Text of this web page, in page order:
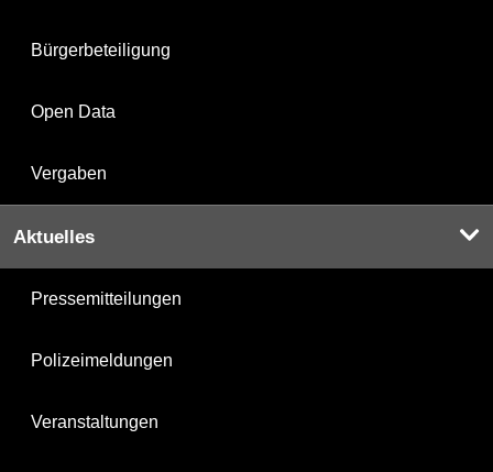
Bürgerbeteiligung
Open Data
Vergaben
Aktuelles
Pressemitteilungen
Polizeimeldungen
Veranstaltungen